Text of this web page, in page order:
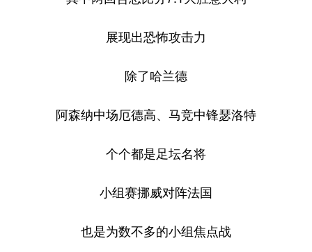
展现出恐怖攻击力
除了哈兰德
阿森纳中场厄德高、马竞中锋瑟洛特
个个都是足坛名将
小组赛挪威对阵法国
也是为数不多的小组焦点战